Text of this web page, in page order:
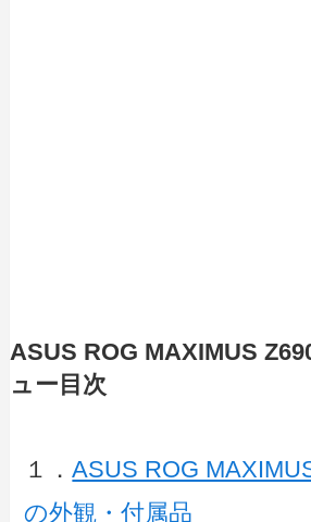
ASUS ROG MAXIMUS
ュー目次
１．ASUS ROG
の外観・付属品